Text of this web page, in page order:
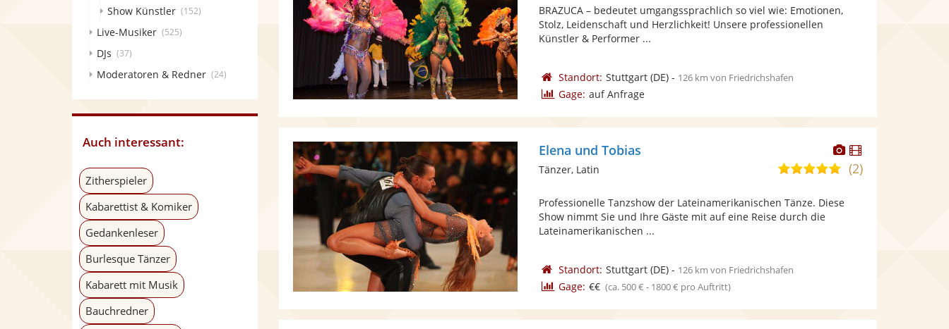
5
BRAZUCA – bedeutet umgangssprachlich so viel wie: Emotionen,
Stolz, Leidenschaft und Herzlichkeit! Unsere professionellen
Künstler & Performer ...
Standort: Stuttgart(DE)- 126 km von Friedrichshafen
Gage: auf Anfrage
Dieser
Künstler
stellt
Dieser
Künstler
Elena und Tobias
5,0
5
(2)
Tänzer, Latin
Professionelle Tanzshow der Lateinamerikanischen Tänze. Diese
Show nimmt Sie und Ihre Gäste mit auf eine Reise durch die
Lateinamerikanischen ...
Standort: Stuttgart(DE)- 126 km von Friedrichshafen
Gage: €€ (ca. 500 € - 1800 € pro Auftritt)
Show Künstler (152)
Live-Musiker (525)
DJs (37)
Moderatoren & Redner (24)
Auch interessant:
Zitherspieler
Kabarettist & Komiker
Gedankenleser
Burlesque Tänzer
Kabarett mit Musik
Bauchredner